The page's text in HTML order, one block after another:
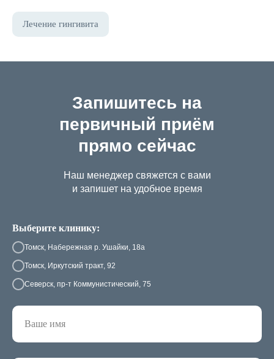
Лечение гингивита
Запишитесь на
первичный приём
прямо сейчас
Наш менеджер свяжется с вами
и запишет на удобное время
Выберите клинику:
Томск, Набережная р. Ушайки, 18а
Томск, Иркутский тракт, 92
Северск, пр-т Коммунистический, 75